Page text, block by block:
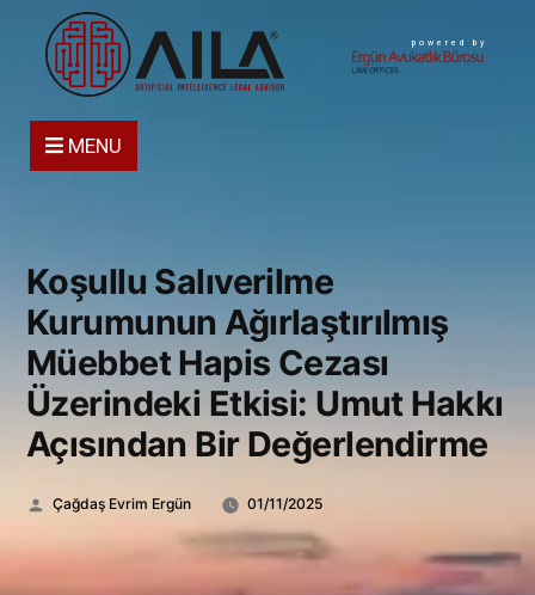
powered by
MENU
Koşullu Salıverilme
Kurumunun Ağırlaştırılmış
Müebbet Hapis Cezası
Üzerindeki Etkisi: Umut Hakkı
Açısından Bir Değerlendirme
Gönderen:
Çağdaş Evrim Ergün 01/11/2025